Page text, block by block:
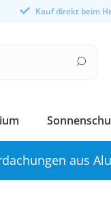
Kauf direkt beim
aus